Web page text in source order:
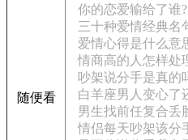
随便看
你的恋爱输给了谁
三十种爱情经典名
爱情心得是什么意
情商高的人怎样处
吵架说分手是真的
白羊座男人变心了
男生找前任复合丢
情侣每天吵架该分